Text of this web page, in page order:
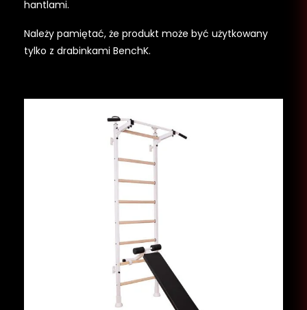
hantlami.
Należy pamiętać, że produkt może być użytkowany
tylko z drabinkami BenchK.